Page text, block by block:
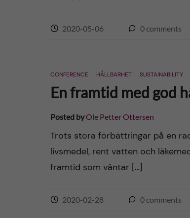
2020-05-06 0 comments
CONFERENCE HÅLLBARHET SUSTAINABILITY
En framtid med god
Posted byOle Petter Ottersen
Trots stora förbättringar på en
livsmedel, rent vatten och
framtid som väntar […]
2020-02-28 0 comments